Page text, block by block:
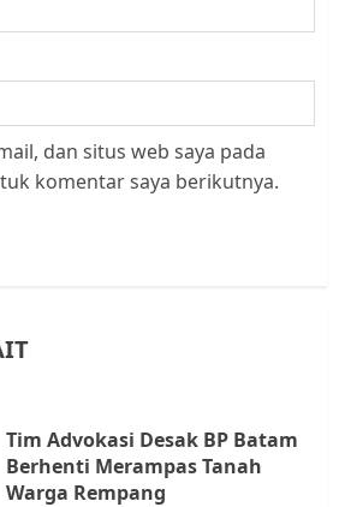
dan situs web saya pada
komentar saya berikutnya.
Tim Advokasi Desak BP Batam
Berhenti Merampas Tanah
Warga Rempang
Datangi Pemko Batam, Warga
Warga Rempang Ajukan
Resahkan Warga
JULI 17, 2026 0